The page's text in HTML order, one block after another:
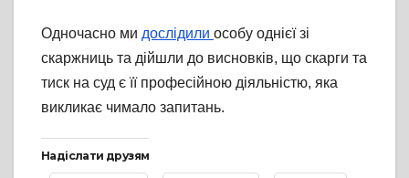
Одночасно ми дослідили особу однієї зі
скаржниць та дійшли до висновків, що скарги та
тиск на суд є її професійною діяльністю, яка
викликає чимало запитань.
Надіслати друзям